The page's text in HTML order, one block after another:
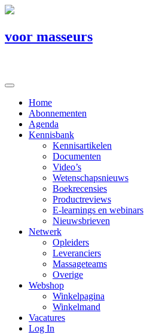
voor masseurs
Home
Abonnementen
Agenda
Kennisbank
Kennisartikelen
Documenten
Video’s
Wetenschapsnieuws
Boekrecensies
Productreviews
E-learnings en webinars
Nieuwsbrieven
Netwerk
Opleiders
Leveranciers
Massageteams
Overige
Webshop
Winkelpagina
Winkelmand
Vacatures
Log In